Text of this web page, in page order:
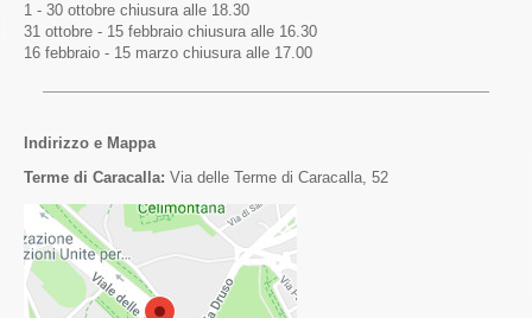
1 - 30 ottobre chiusura alle 18.30
31 ottobre - 15 febbraio chiusura alle 16.30
16 febbraio - 15 marzo chiusura alle 17.00
Indirizzo e Mappa
Terme di Caracalla: Via delle Terme di Caracalla, 52